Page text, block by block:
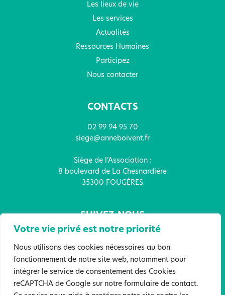
Votre vie privé est notre priorité
Nous utilisons des cookies nécessaires au bon
fonctionnement de notre site web, notamment pour
intégrer le service de consentement des Cookies
reCAPTCHA de Google sur notre formulaire de contact.
Les lieux de vie
Les services
Actualités
Ressources Humaines
Participez
Nous contacter
CONTACTS
02 99 94 95 70
siege@anneboivent.fr
Siège de l’Association :
8 boulevard de La Chesnardière
35300 FOUGÈRES
SUIVEZ-NOUS
FAITES UN DON !